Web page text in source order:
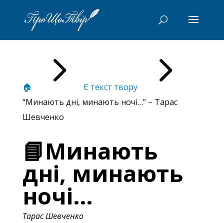
🏠 5 Є текст твору 5
“Минають дні, минають ночі…” – Тарас
Шевченко
📘Минають
дні, минають
ночі…
Тарас Шевченко